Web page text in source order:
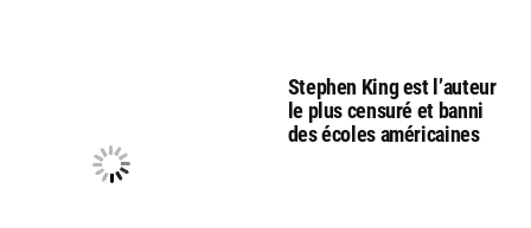
Stephen King est l’auteur
le plus censuré et banni
des écoles américaines